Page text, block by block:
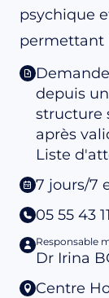
psychique
permettant
depuis
structure
après
Liste
7 jours/7
05 55 43
Responsable
Dr Irina
Centre